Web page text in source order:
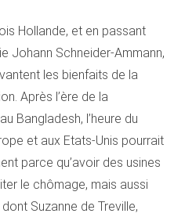
Hollande, et en passant
Johann Schneider-Ammann,
les bienfaits de la
Après l’ère de la
Bangladesh, l’heure du
et aux Etats-Unis pourrait
parce qu’avoir des usines
le chômage, mais aussi
Suzanne de Treville,